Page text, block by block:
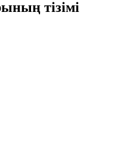
тізімі